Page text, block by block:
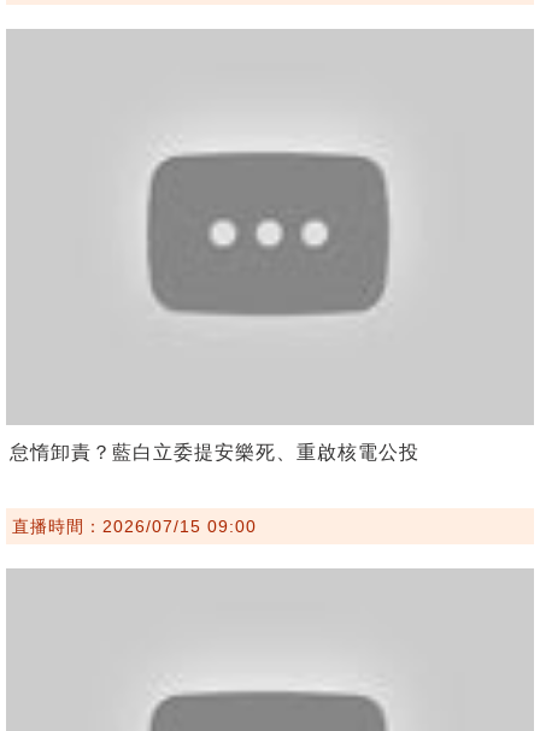
怠惰卸責？藍白立委提安樂死、重啟核電公投
直播時間：2026/07/15 09:00